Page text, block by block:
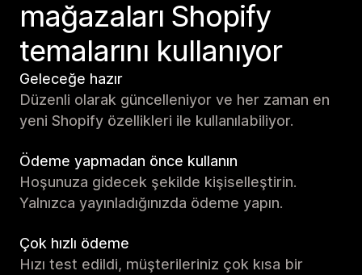
mağazaları Shopify
temalarını kullanıyor
Geleceğe hazır
Düzenli olarak güncelleniyor ve her zaman en
yeni Shopify özellikleri ile kullanılabiliyor.
Ödeme yapmadan önce kullanın
Hoşunuza gidecek şekilde kişiselleştirin.
Yalnızca yayınladığınızda ödeme yapın.
Çok hızlı ödeme
Hızı test edildi, müşterileriniz çok kısa bir